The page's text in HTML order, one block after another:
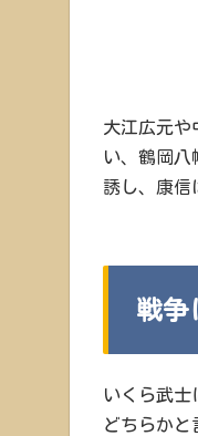
大江広元や
い、鶴岡八
誘し、康信
戦争
いくら武士
どちらかと